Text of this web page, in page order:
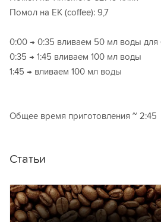
Помол на ЕК (coffee): 9,7
0:00 → 0:35 вливаем 50 мл воды для
0:35 → 1:45 вливаем 100 мл воды
1:45 → вливаем 100 мл воды
Общее время приготовления ~ 2:45
Статьи